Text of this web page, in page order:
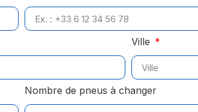
Ville
Nombre de pneus à changer